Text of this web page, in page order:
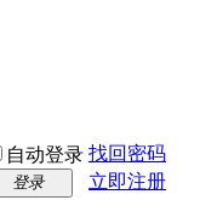
自动登录 找回密码
登录
立即注册